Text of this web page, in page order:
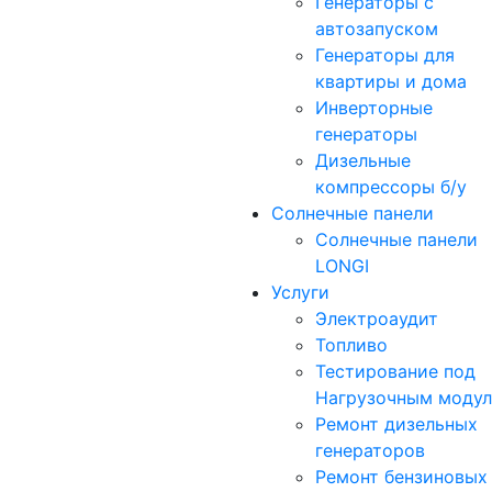
автозапуском
Генераторы для
квартиры и дома
Инверторные
генераторы
Дизельные
компрессоры б/у
Солнечные панели
Солнечные панели
LONGI
Услуги
Электроаудит
Топливо
Тестирование под
Нагрузочным
Ремонт дизельных
генераторов
Ремонт бензиновых